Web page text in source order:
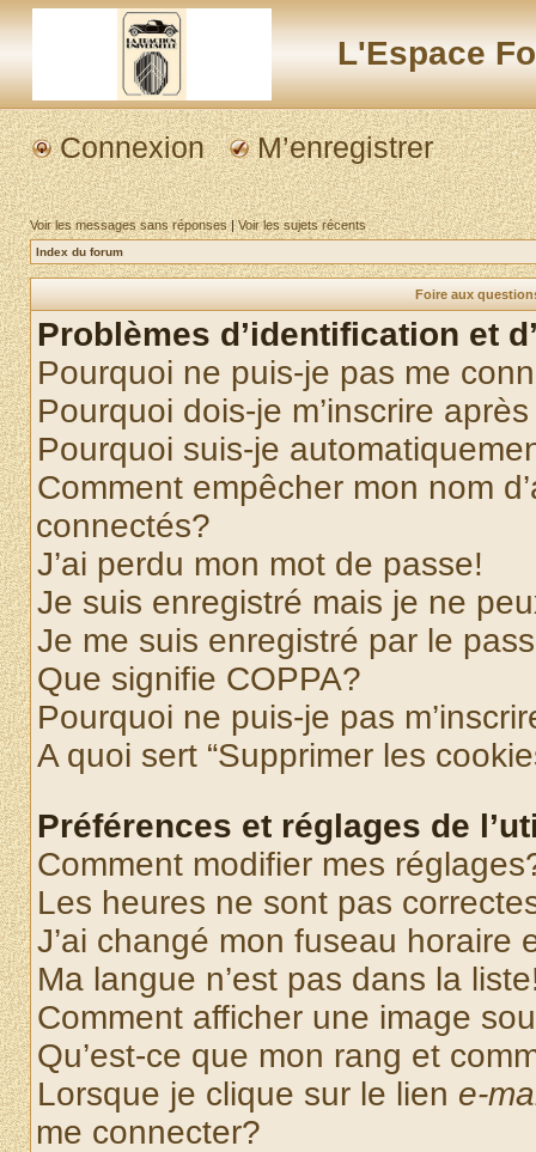
L'Espace
Connexion M’enregistrer
Voir les messages sans réponses|Voir les sujets récents
Index du forum
Foire aux
Problèmes d’identification et
Pourquoi ne puis-je pas me
Pourquoi dois-je m’inscrire
Pourquoi suis-je
Comment empêcher mon nom
connectés?
J’ai perdu mon mot de passe!
Je suis enregistré mais je ne
Je me suis enregistré par le
Que signifie COPPA?
Pourquoi ne puis-je pas
A quoi sert “Supprimer les
Préférences et réglages de
Comment modifier mes
Les heures ne sont pas
J’ai changé mon fuseau horaire
Ma langue n’est pas dans la
Comment afficher une image
Qu’est-ce que mon rang et
Lorsque je clique sur le lien e-
me connecter?